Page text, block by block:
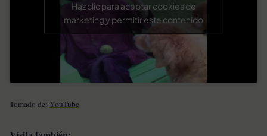
Haz clic para aceptar cookies de
marketing y permitir este contenido
Tomado de: YouTube